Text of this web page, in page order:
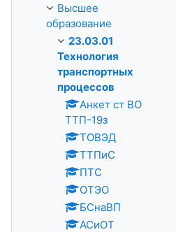
Высшее
образование
23.03.01
Технология
транспортных
процессов
Анкет ст ВО
ТТП-19з
ТОВЭД
ТТПиС
ПТС
ОТЭО
БСнаВП
АСиОТ